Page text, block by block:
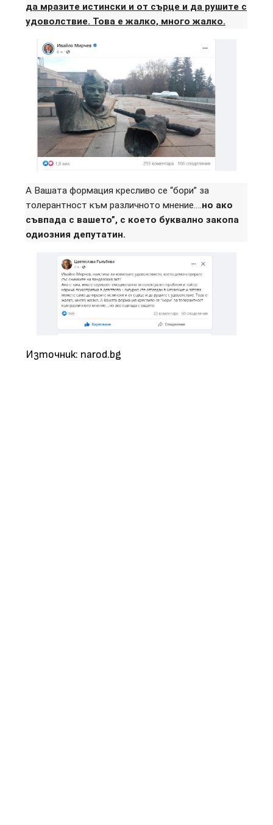
да мразите истински и от сърце и да рушите с
удоволствие. Това е жалко, много жалко.
А Вашата формация кресливо се “бори” за
толерантност към различното мнение….но ако
съвпада с вашето”, с което буквално закопа
одиозния депутатин.
Източник: narod.bg